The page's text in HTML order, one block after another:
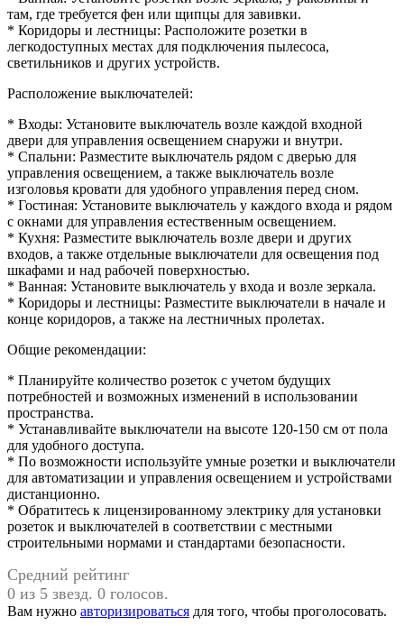
там, где требуется фен или щипцы для завивки.
* Коридоры и лестницы: Расположите розетки в
легкодоступных местах для подключения пылесоса,
светильников и других устройств.
Расположение выключателей:
* Входы: Установите выключатель возле каждой входной
двери для управления освещением снаружи и внутри.
* Спальни: Разместите выключатель рядом с дверью для
управления освещением, а также выключатель возле
изголовья кровати для удобного управления перед сном.
* Гостиная: Установите выключатель у каждого входа и рядом
с окнами для управления естественным освещением.
* Кухня: Разместите выключатель возле двери и других
входов, а также отдельные выключатели для освещения под
шкафами и над рабочей поверхностью.
* Ванная: Установите выключатель у входа и возле зеркала.
* Коридоры и лестницы: Разместите выключатели в начале и
конце коридоров, а также на лестничных пролетах.
Общие рекомендации:
* Планируйте количество розеток с учетом будущих
потребностей и возможных изменений в использовании
пространства.
* Устанавливайте выключатели на высоте 120-150 см от пола
для удобного доступа.
* По возможности используйте умные розетки и выключатели
для автоматизации и управления освещением и устройствами
дистанционно.
* Обратитесь к лицензированному электрику для установки
розеток и выключателей в соответствии с местными
строительными нормами и стандартами безопасности.
Средний рейтинг
0 из 5 звезд. 0 голосов.
Вам нужно авторизироваться для того, чтобы проголосовать.